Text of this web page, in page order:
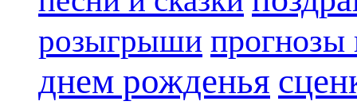
розыгрыши прогнозы
днем рожденья